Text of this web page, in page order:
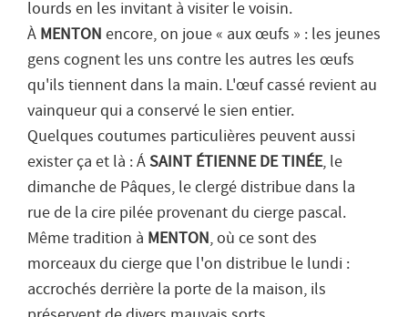
lourds en les invitant à visiter le voisin.
À MENTON encore, on joue « aux œufs » : les jeunes
gens cognent les uns contre les autres les œufs
qu'ils tiennent dans la main. L'œuf cassé revient au
vainqueur qui a conservé le sien entier.
Quelques coutumes particulières peuvent aussi
exister ça et là : Á SAINT ÉTIENNE DE TINÉE, le
dimanche de Pâques, le clergé distribue dans la
rue de la cire pilée provenant du cierge pascal.
Même tradition à MENTON, où ce sont des
morceaux du cierge que l'on distribue le lundi :
accrochés derrière la porte de la maison, ils